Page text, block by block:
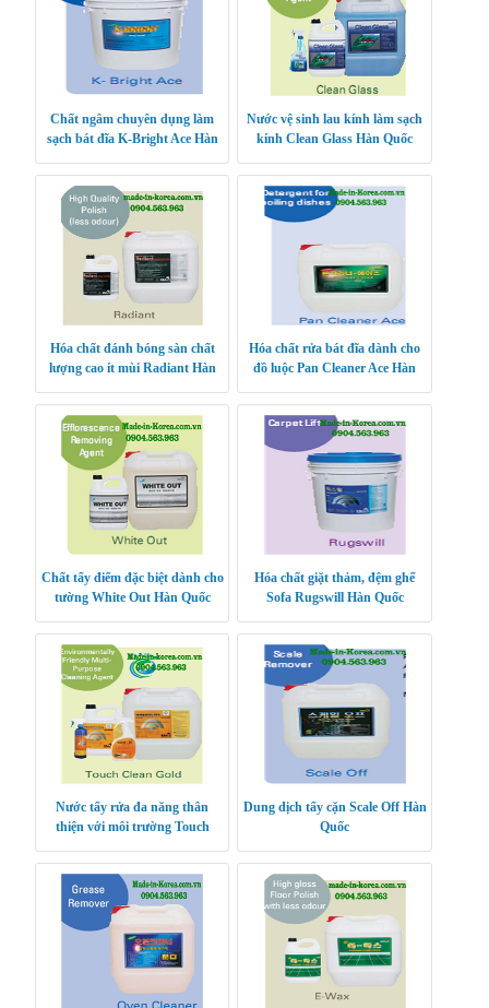
Chất ngâm chuyên dụng làm
sạch bát đĩa K-Bright Ace Hàn
Nước vệ sinh lau kính làm sạch
kính Clean Glass Hàn Quốc
Hóa chất đánh bóng sàn chất
lượng cao ít mùi Radiant Hàn
Hóa chất rửa bát đĩa dành cho
đồ luộc Pan Cleaner Ace Hàn
Chất tẩy điểm đặc biệt dành cho
tường White Out Hàn Quốc
Hóa chất giặt thảm, đệm ghế
Sofa Rugswill Hàn Quốc
Nước tẩy rửa đa năng thân
thiện với môi trường Touch
Quốc
Dung dịch tẩy cặn Scale Off Hàn
Quốc